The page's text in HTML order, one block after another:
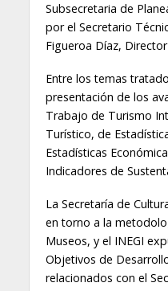
Subsecretaria de
por el Secretario
Figueroa Díaz,
Entre los temas
presentación de los
Trabajo de Turismo
Turístico, de
Estadísticas
Indicadores de
La Secretaría de
en torno a la
Museos, y el INEGI
Objetivos de
relacionados con el